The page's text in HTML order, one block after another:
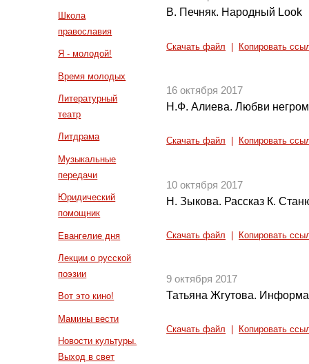
Школа
православия
Я - молодой!
Время молодых
Литературный
театр
Литдрама
Музыкальные
передачи
Юридический
помощник
Евангелие дня
Лекции о русской
поэзии
Вот это кино!
Мамины вести
Новости культуры.
Выход в свет
В. Печняк. Народный Look
Скачать файл Копировать
16 октября 2017
Н.Ф. Алиева. Любви
Скачать файл Копировать
10 октября 2017
Н. Зыкова. Рассказ К.
Скачать файл Копировать
9 октября 2017
Татьяна Жгутова.
Скачать файл Копировать